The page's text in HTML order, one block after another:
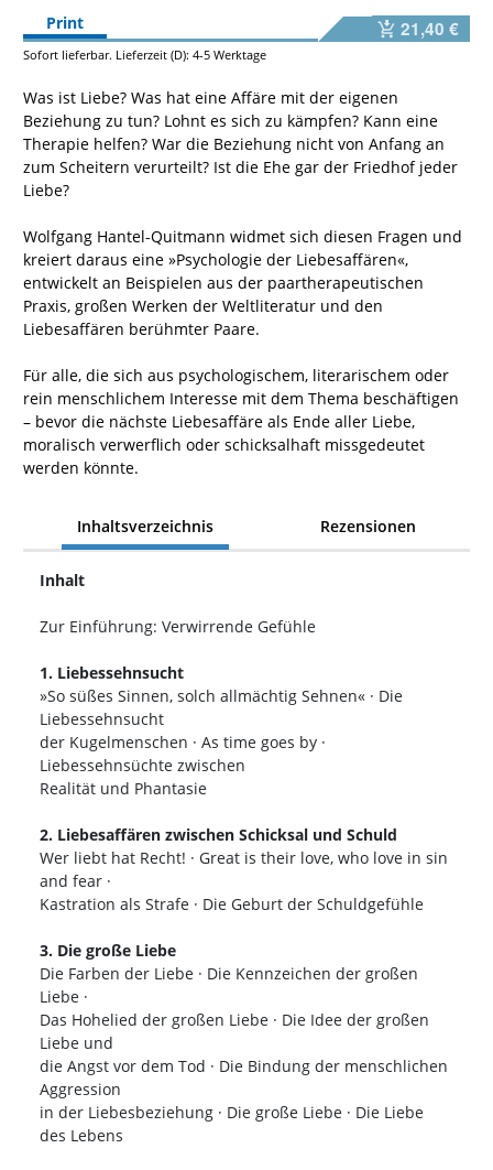
Print
21,40 €
Sofort lieferbar. Lieferzeit (D): 4-5 Werktage
Was ist Liebe? Was hat eine Affäre mit der eigenen
Beziehung zu tun? Lohnt es sich zu kämpfen? Kann eine
Therapie helfen? War die Beziehung nicht von Anfang an
zum Scheitern verurteilt? Ist die Ehe gar der Friedhof jeder
Liebe?
Wolfgang Hantel-Quitmann widmet sich diesen Fragen und
kreiert daraus eine »Psychologie der Liebesaffären«,
entwickelt an Beispielen aus der paartherapeutischen
Praxis, großen Werken der Weltliteratur und den
Liebesaffären berühmter Paare.
Für alle, die sich aus psychologischem, literarischem oder
rein menschlichem Interesse mit dem Thema beschäftigen
– bevor die nächste Liebesaffäre als Ende aller Liebe,
moralisch verwerflich oder schicksalhaft missgedeutet
werden könnte.
Inhaltsverzeichnis Rezensionen
Inhalt
Zur Einführung: Verwirrende Gefühle
1. Liebessehnsucht
»So süßes Sinnen, solch allmächtig Sehnen« · Die
Liebessehnsucht
der Kugelmenschen · As time goes by ·
Liebessehnsüchte zwischen
Realität und Phantasie
2. Liebesaffären zwischen Schicksal und Schuld
Wer liebt hat Recht! · Great is their love, who love in sin
and fear ·
Kastration als Strafe · Die Geburt der Schuldgefühle
3. Die große Liebe
Die Farben der Liebe · Die Kennzeichen der großen
Liebe ·
Das Hohelied der großen Liebe · Die Idee der großen
Liebe und
die Angst vor dem Tod · Die Bindung der menschlichen
Aggression
in der Liebesbeziehung · Die große Liebe · Die Liebe
des Lebens